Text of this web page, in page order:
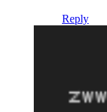
Reply